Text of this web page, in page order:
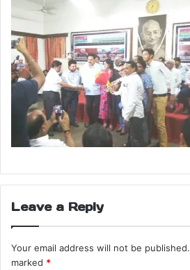
Leave a Reply
Your email address will not be published.
marked *